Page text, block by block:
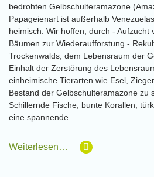
bedrohten Gelbschulteramazone
Papageienart ist außerhalb
heimisch. Wir hoffen, durch - Aufzucht
Bäumen zur Wiederaufforstung -
Trockenwalds, dem Lebensraum der
Einhalt der Zerstörung des
einheimische Tierarten wie Esel,
Bestand der Gelbschulteramazone zu
Schillernde Fische, bunte Korallen,
eine spannende...
Weiterlesen…